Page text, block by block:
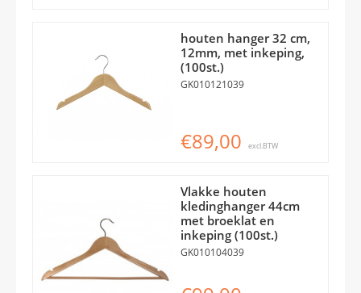
houten hanger 32 cm,
12mm, met inkeping,
(100st.)
GK010121039
€89,00 excl.BTW
Vlakke houten
kledinghanger 44cm
met broeklat en
inkeping (100st.)
GK010104039